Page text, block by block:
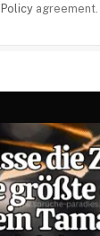
agreement.